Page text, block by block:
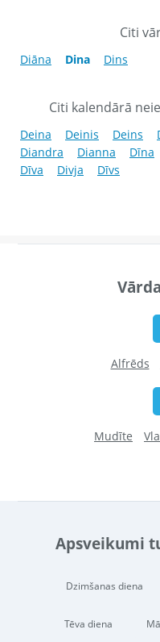
Citi
Diāna Dina Dins
Citi kalendārā
Deina Deinis Deins
Diandra
Dianna Dīna
Dīva
Divja Dīvs
Alfrēds
Mudīte
Apsveikumi
Dzimšanas diena
Tēva diena